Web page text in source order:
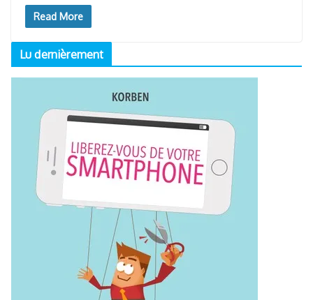
Read More
Lu dernièrement